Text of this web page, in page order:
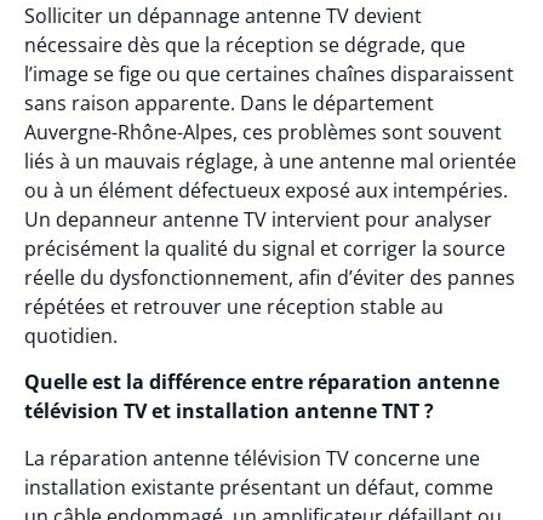
Solliciter un dépannage antenne TV devient
nécessaire dès que la réception se dégrade, que
l’image se fige ou que certaines chaînes disparaissent
sans raison apparente. Dans le département
Auvergne-Rhône-Alpes, ces problèmes sont souvent
liés à un mauvais réglage, à une antenne mal orientée
ou à un élément défectueux exposé aux intempéries.
Un depanneur antenne TV intervient pour analyser
précisément la qualité du signal et corriger la source
réelle du dysfonctionnement, afin d’éviter des pannes
répétées et retrouver une réception stable au
quotidien.
Quelle est la différence entre réparation antenne
télévision TV et installation antenne TNT ?
La réparation antenne télévision TV concerne une
installation existante présentant un défaut, comme